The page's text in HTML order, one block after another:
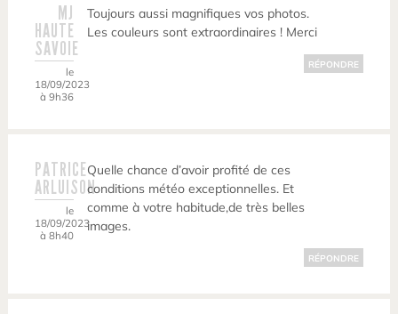
MJ
HAUTE
SAVOIE
le
18/09/2023
à 9h36
Toujours aussi magnifiques vos photos.
Les couleurs sont extraordinaires ! Merci
RÉPONDRE
PATRICE
ARLUISON
le
18/09/2023
à 8h40
Quelle chance d’avoir profité de ces
conditions météo exceptionnelles. Et
comme à votre habitude,de très belles
images.
RÉPONDRE